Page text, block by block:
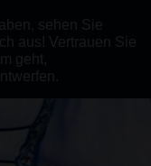
sehen Sie
aus! Vertrauen Sie
geht,